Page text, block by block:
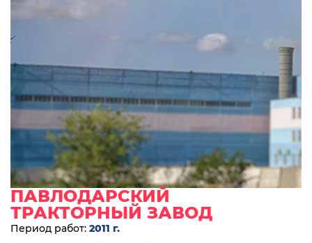
ПАВЛОДАРСКИЙ
ТРАКТОРНЫЙ ЗАВОД
Период работ: 2011 г.